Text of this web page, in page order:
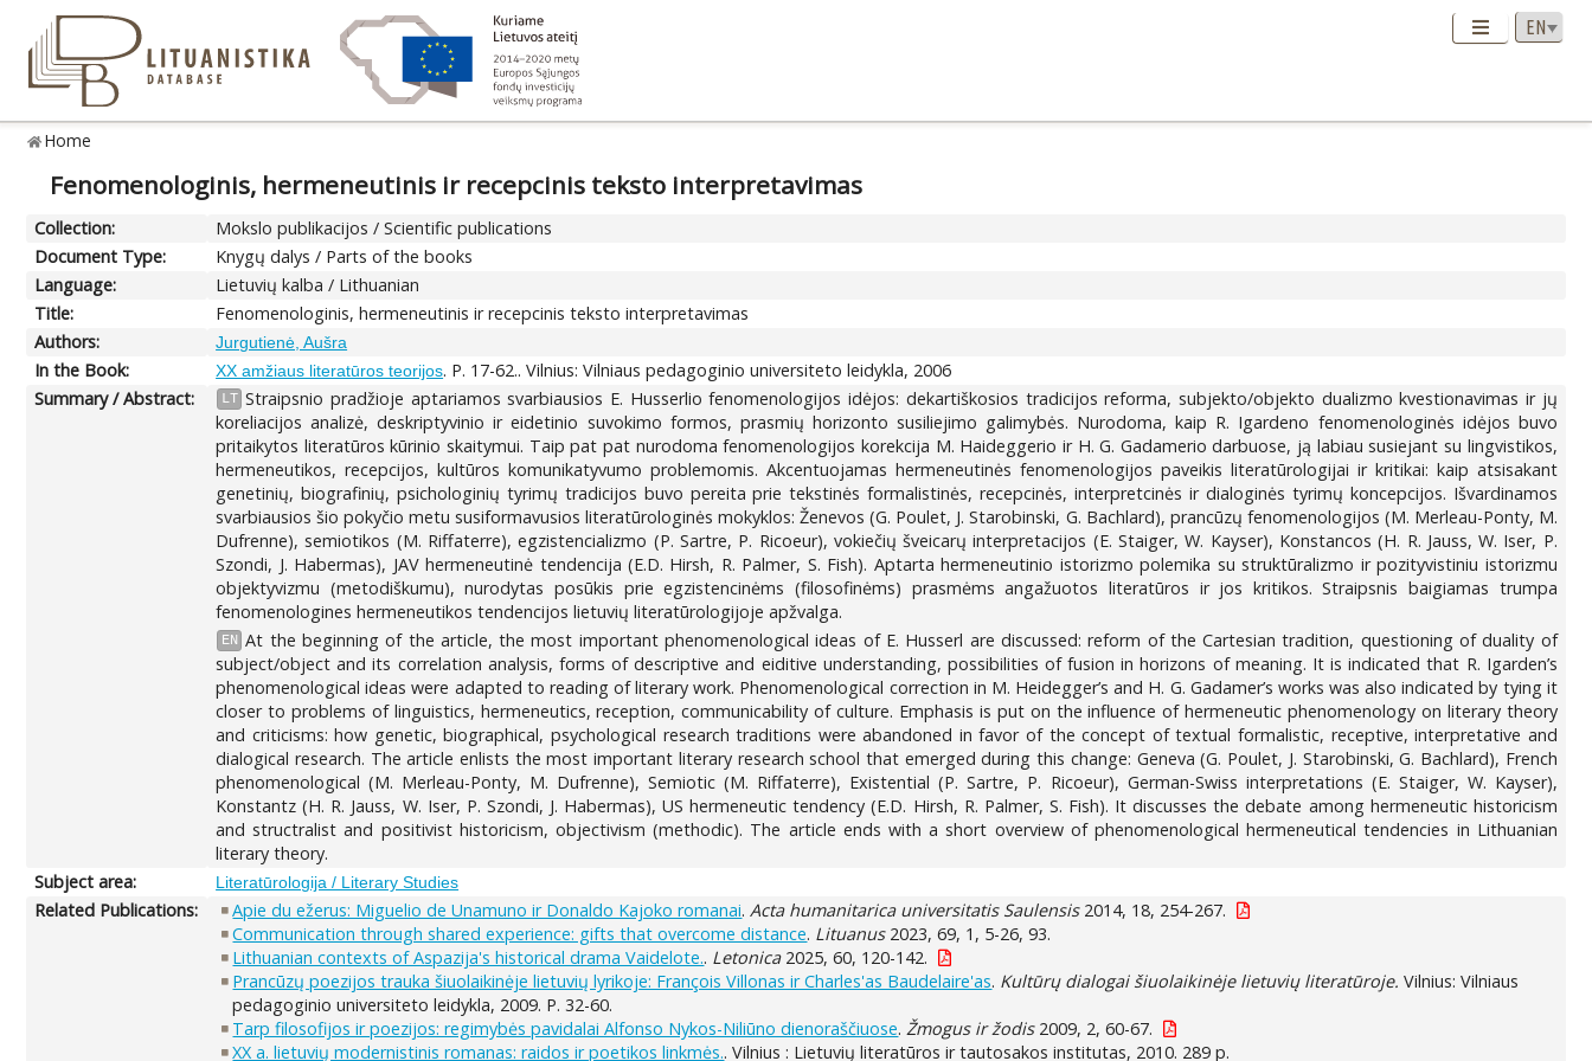
Home
Fenomenologinis, hermeneutinis ir recepcinis teksto interpretavimas
Collection:
Mokslo publikacijos / Scientific publications
Document Type:
Knygų dalys / Parts of the books
Language:
Lietuvių kalba / Lithuanian
Title:
Fenomenologinis, hermeneutinis ir recepcinis teksto interpretavimas
Authors:
Jurgutienė, Aušra
In the Book: XX amžiaus literatūros teorijos. P. 17-62.. Vilnius: Vilniaus pedagoginio universiteto leidykla, 2006
Summary / Abstract:
LT Straipsnio pradžioje aptariamos svarbiausios E. Husserlio fenomenologijos idėjos: dekartiškosios tradicijos reforma, subjekto/objekto dualizmo kvestionavimas ir jų
koreliacijos analizė, deskriptyvinio ir eidetinio suvokimo formos, prasmių horizonto susiliejimo galimybės. Nurodoma, kaip R. Igardeno fenomenologinės idėjos buvo
pritaikytos literatūros kūrinio skaitymui. Taip pat pat nurodoma fenomenologijos korekcija M. Haideggerio ir H. G. Gadamerio darbuose, ją labiau susiejant su lingvistikos,
hermeneutikos, recepcijos, kultūros komunikatyvumo problemomis. Akcentuojamas hermeneutinės fenomenologijos paveikis literatūrologijai ir kritikai: kaip atsisakant
genetinių, biografinių, psichologinių tyrimų tradicijos buvo pereita prie tekstinės formalistinės, recepcinės, interpretcinės ir dialoginės tyrimų koncepcijos. Išvardinamos
svarbiausios šio pokyčio metu susiformavusios literatūrologinės mokyklos: Ženevos (G. Poulet, J. Starobinski, G. Bachlard), prancūzų fenomenologijos (M. Merleau-Ponty, M.
Dufrenne), semiotikos (M. Riffaterre), egzistencializmo (P. Sartre, P. Ricoeur), vokiečių šveicarų interpretacijos (E. Staiger, W. Kayser), Konstancos (H. R. Jauss, W. Iser, P.
Szondi, J. Habermas), JAV hermeneutinė tendencija (E.D. Hirsh, R. Palmer, S. Fish). Aptarta hermeneutinio istorizmo polemika su struktūralizmo ir pozityvistiniu istorizmu
objektyvizmu (metodiškumu), nurodytas posūkis prie egzistencinėms (filosofinėms) prasmėms angažuotos literatūros ir jos kritikos. Straipsnis baigiamas trumpa
fenomenologines hermeneutikos tendencijos lietuvių literatūrologijoje apžvalga.
EN At the beginning of the article, the most important phenomenological ideas of E. Husserl are discussed: reform of the Cartesian tradition, questioning of duality of
subject/object and its correlation analysis, forms of descriptive and eiditive understanding, possibilities of fusion in horizons of meaning. It is indicated that R. Igarden’s
phenomenological ideas were adapted to reading of literary work. Phenomenological correction in M. Heidegger’s and H. G. Gadamer’s works was also indicated by tying it
closer to problems of linguistics, hermeneutics, reception, communicability of culture. Emphasis is put on the influence of hermeneutic phenomenology on literary theory
and criticisms: how genetic, biographical, psychological research traditions were abandoned in favor of the concept of textual formalistic, receptive, interpretative and
dialogical research. The article enlists the most important literary research school that emerged during this change: Geneva (G. Poulet, J. Starobinski, G. Bachlard), French
phenomenological (M. Merleau-Ponty, M. Dufrenne), Semiotic (M. Riffaterre), Existential (P. Sartre, P. Ricoeur), German-Swiss interpretations (E. Staiger, W. Kayser),
Konstantz (H. R. Jauss, W. Iser, P. Szondi, J. Habermas), US hermeneutic tendency (E.D. Hirsh, R. Palmer, S. Fish). It discusses the debate among hermeneutic historicism
and structralist and positivist historicism, objectivism (methodic). The article ends with a short overview of phenomenological hermeneutical tendencies in Lithuanian
literary theory.
Subject area:
Literatūrologija / Literary Studies
Related Publications: Apie du ežerus: Miguelio de Unamuno ir Donaldo Kajoko romanai. Acta humanitarica universitatis Saulensis2014, 18, 254-267.
Communication through shared experience: gifts that overcome distance. Lituanus2023, 69, 1, 5-26, 93.
Lithuanian contexts of Aspazija's historical drama Vaidelote.. Letonica2025, 60, 120-142.
Prancūzų poezijos trauka šiuolaikinėje lietuvių lyrikoje: François Villonas ir Charles'as Baudelaire'as. Kultūrų dialogai šiuolaikinėje lietuvių literatūroje. Vilnius: Vilniaus
pedagoginio universiteto leidykla, 2009. P. 32-60.
Tarp filosofijos ir poezijos: regimybės pavidalai Alfonso Nykos-Niliūno dienoraščiuose. Žmogus ir žodis2009, 2, 60-67.
XX a. lietuvių modernistinis romanas: raidos ir poetikos linkmės.. Vilnius : Lietuvių literatūros ir tautosakos institutas, 2010. 289 p.